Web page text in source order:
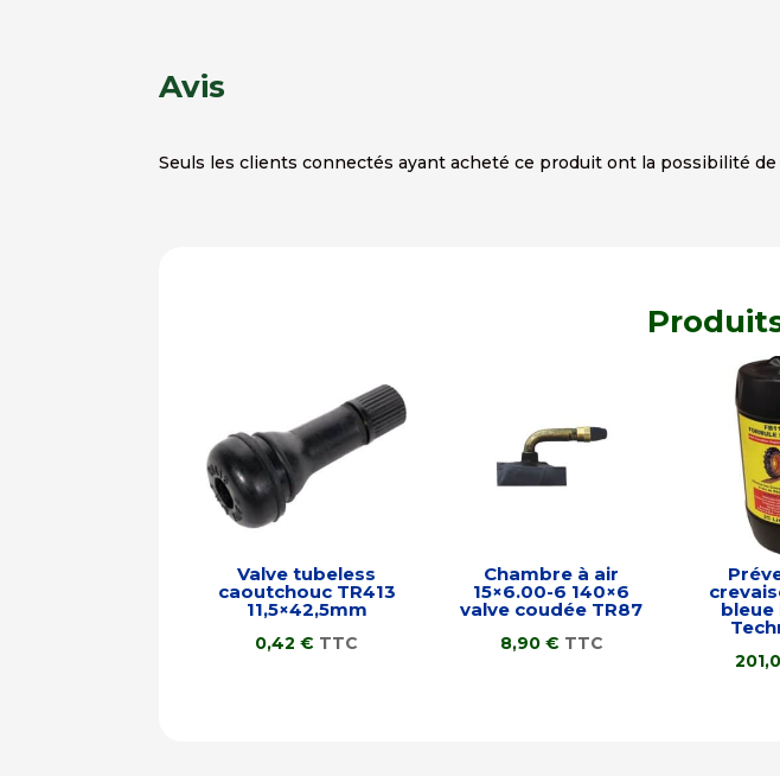
Avis
Seuls les clients connectés ayant acheté ce produit ont la possibilité de
Valve tubeless
caoutchouc TR413
11,5×42,5mm
0,42€ TTC
Chambre à air
15×6.00-6 140×6
valve coudée TR87
8,90 € TTC
bleue